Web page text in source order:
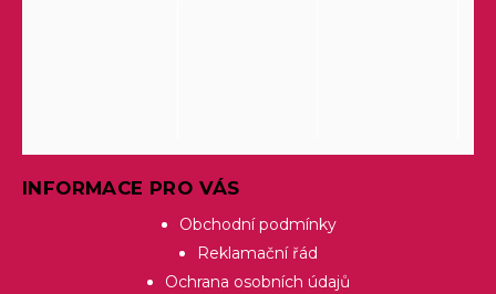
INFORMACE PRO VÁS
Obchodní podmínky
Reklamační řád
Ochrana osobních údajů